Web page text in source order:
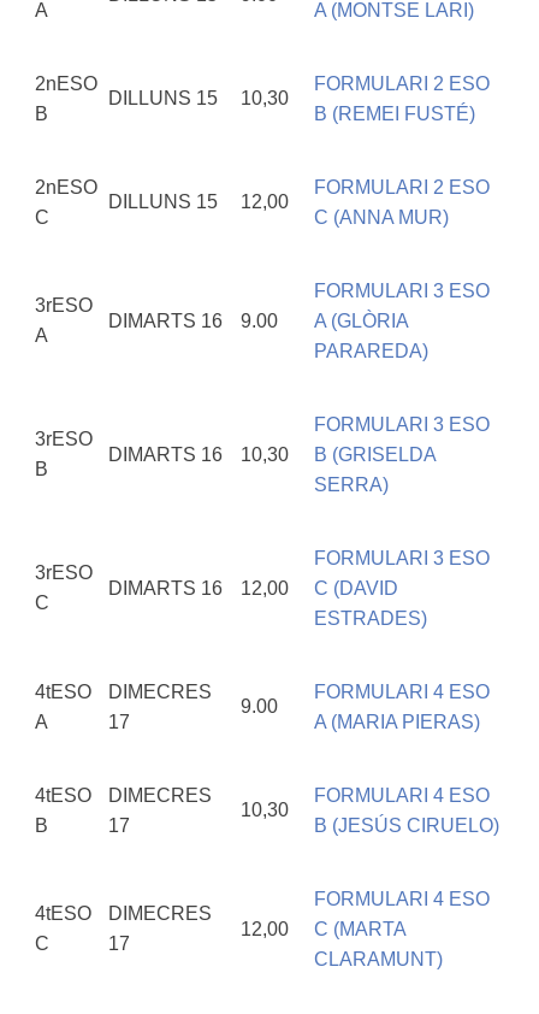
A
A (MONTSE LARI)
2nESO
B
DILLUNS 15 10,30
FORMULARI 2 ESO
B (REMEI FUSTÉ)
2nESO
C
DILLUNS 15 12,00
FORMULARI 2 ESO
C (ANNA MUR)
3rESO
A
DIMARTS 16 9.00
FORMULARI 3 ESO
A (GLÒRIA
PARAREDA)
3rESO
B
DIMARTS 16 10,30
FORMULARI 3 ESO
B (GRISELDA
SERRA)
3rESO
C
DIMARTS 16 12,00
FORMULARI 3 ESO
C (DAVID
ESTRADES)
4tESO
A
DIMECRES
17
9.00
FORMULARI 4 ESO
A (MARIA PIERAS)
4tESO
B
DIMECRES
17
10,30
FORMULARI 4 ESO
B (JESÚS CIRUELO)
4tESO
C
DIMECRES
17
12,00
FORMULARI 4 ESO
C (MARTA
CLARAMUNT)